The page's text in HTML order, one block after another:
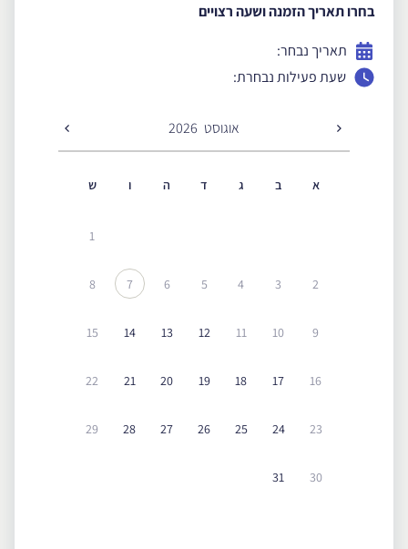
בחרו תאריך הזמנה ושעה רצויים
תאריך נבחר:
שעת פעילות נבחרת:
אוגוסט 2026
א ב ג ד ה ו ש
1
2
3
4
5
6
7
8
9
10
11
12
13
14
15
16
17
18
19
20
21
22
23
24
25
26
27
28
29
30
31